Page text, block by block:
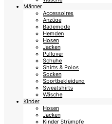
Männer
Accessoires
Anzüge
Bademode
Hemden
Hosen
Jacken
Pullover
Schuhe
Shirts & Polos
Socken
Sportbekleidung
Sweatshirts
Wäsche
Kinder
Hosen
Jacken
Kinder Strümpfe